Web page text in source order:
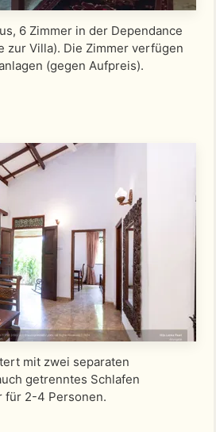
6 Zimmer in der Dependance
zur Villa). Die Zimmer verfügen
(gegen Aufpreis).
mit zwei separaten
getrenntes Schlafen
für 2-4 Personen.